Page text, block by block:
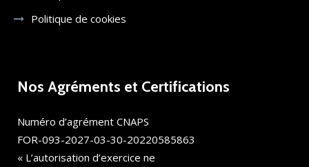
Politique de cookies
Nos Agréments et Certifications
Numéro d’agrément CNAPS
FOR-093-2027-03-30-20220585863
« L’autorisation d’exercice ne